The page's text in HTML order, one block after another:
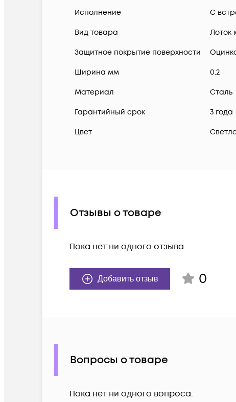
Исполнение
С
Вид товара Лоток
Защитное покрытие поверхности
Ширина мм 0.2
Материал Сталь
Гарантийный срок 3 года
Цвет
Отзывы о товаре
Пока нет ни одного отзыва
Добавить отзыв 0
Вопросы о товаре
Пока нет ни одного вопроса.